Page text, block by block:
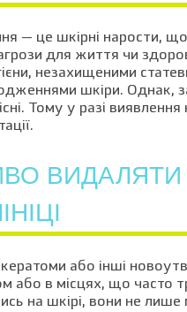
— це шкірні нарости,
для життя чи
незахищеними
шкіри. Однак,
Тому у разі
ВИДАЛЯТИ
або інші
або в місцях, що
на шкірі, вони не лише